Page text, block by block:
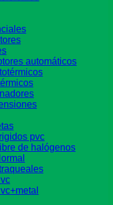
automáticos
pvc
de halógenos